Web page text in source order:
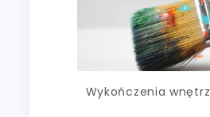
Wykończenia wnętrz